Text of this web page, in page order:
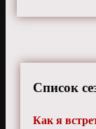
Список
Как я